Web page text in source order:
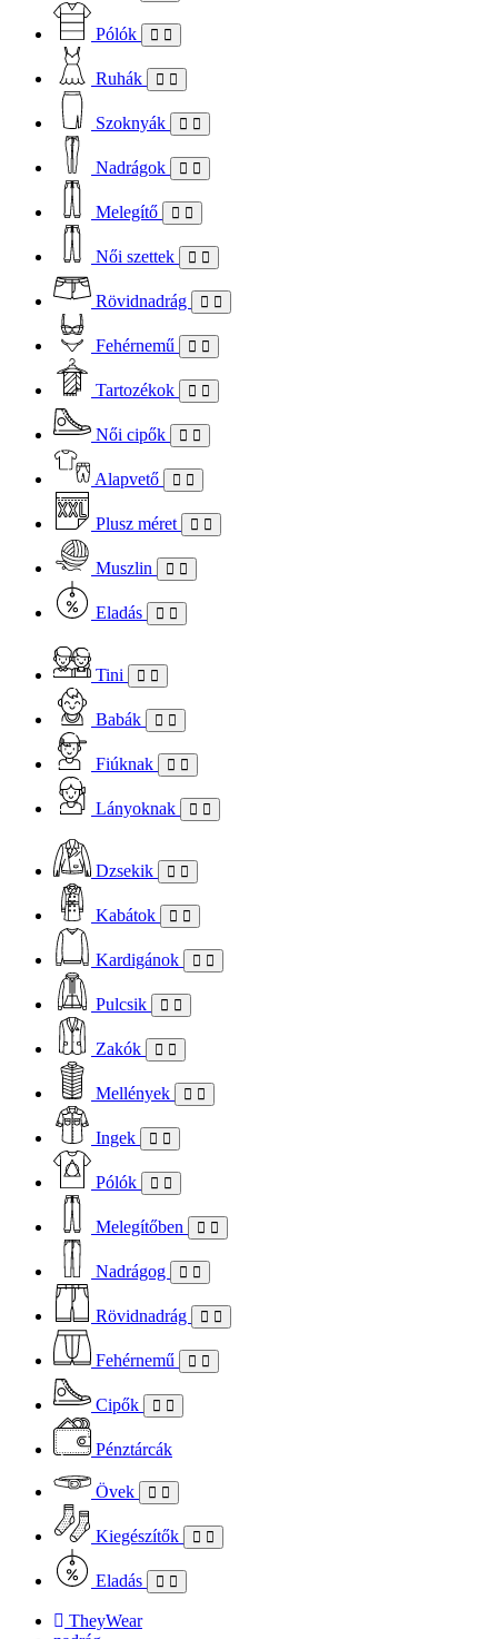
Pólók
Ruhák
Szoknyák
Nadrágok
Melegítő
Női szettek
Rövidnadrág
Fehérnemű
Tartozékok
Női cipők
Alapvető
Plusz méret
Muszlin
Eladás
Tini
Babák
Fiúknak
Lányoknak
Dzsekik
Kabátok
Kardigánok
Pulcsik
Zakók
Mellények
Ingek
Pólók
Melegítőben
Nadrágog
Rövidnadrág
Fehérnemű
Cipők
Pénztárcák
Övek
Kiegészítők
Eladás
TheyWear